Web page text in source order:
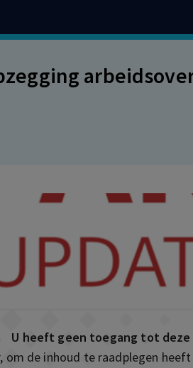
U heeft geen toegang tot
om de inhoud te raadplegen